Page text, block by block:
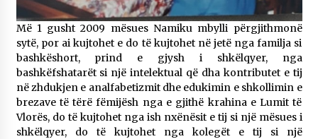
Më 1 gusht 2009 mësues Namiku mbylli përgjithmonë
sytë, por ai kujtohet e do të kujtohet në jetë nga familja si
bashkëshort, prind e gjysh i shkëlqyer, nga
bashkëfshatarët si një intelektual që dha kontributet e tij
në zhdukjen e analfabetizmit dhe edukimin e shkollimin e
brezave të tërë fëmijësh nga e gjithë krahina e Lumit të
Vlorës, do të kujtohet nga ish nxënësit e tij si një mësues i
shkëlqyer, do të kujtohet nga kolegët e tij si një